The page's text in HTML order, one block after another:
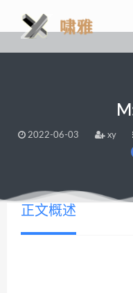
2022-06-03 xy
正文概述